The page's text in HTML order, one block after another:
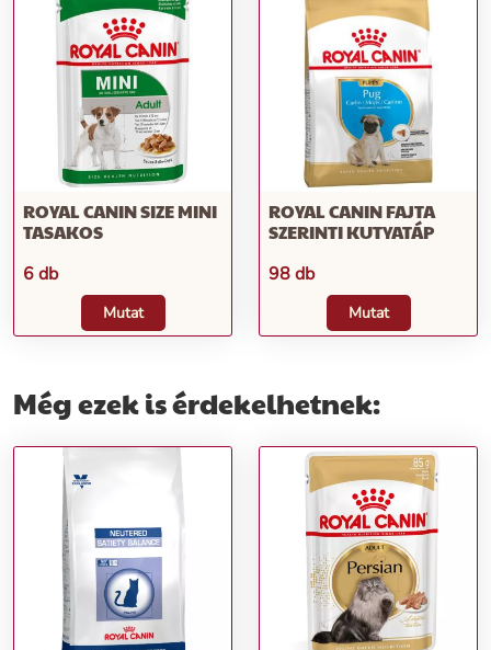
ROYAL CANIN SIZE MINI
TASAKOS
6 db
Mutat
ROYAL CANIN FAJTA
SZERINTI KUTYATÁP
98 db
Mutat
Még ezek is érdekelhetnek: